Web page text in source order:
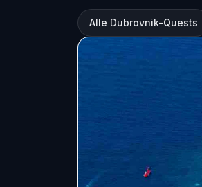
Alle Dubrovnik-Quests